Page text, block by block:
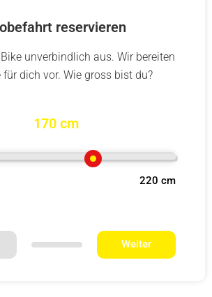
reservieren
unverbindlich aus. Wir bereiten
für dich vor. Wie gross bist du?
170 cm
220 cm
Weiter